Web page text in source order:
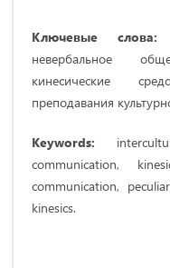
Ключевые слова:
невербальное
кинесические
преподавания
Keywords:
communication,
communication,
kinesics.